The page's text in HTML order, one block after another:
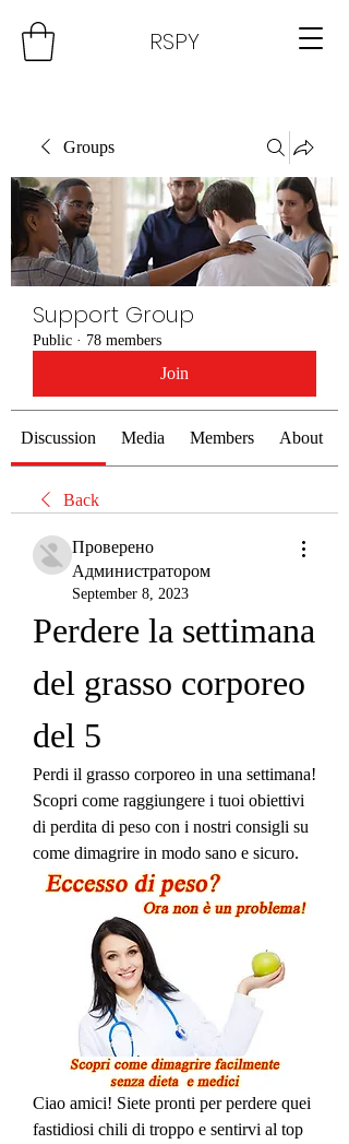
RSPY
Groups
Support Group
Public · 78 members
Join
Discussion Media Members About
Back
Проверено
Администратором
September 8, 2023
Perdere la settimana
del grasso corporeo
del 5
Perdi il grasso corporeo in una settimana!
Scopri come raggiungere i tuoi obiettivi
di perdita di peso con i nostri consigli su
come dimagrire in modo sano e sicuro.
Ciao amici! Siete pronti per perdere quei
fastidiosi chili di troppo e sentirvi al top